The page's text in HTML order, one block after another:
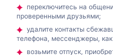
переключитесь на
проверенными друзьями;
удалите контакты
телефона, мессенджеры,
возьмите отпуск,